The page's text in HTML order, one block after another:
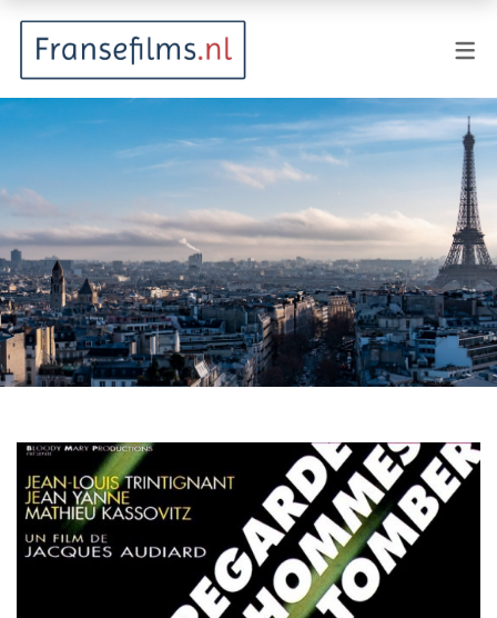
Animatie
Documentaire
Drama
Fantasy
Horror
Kostuumdrama
Misdaad
Musical